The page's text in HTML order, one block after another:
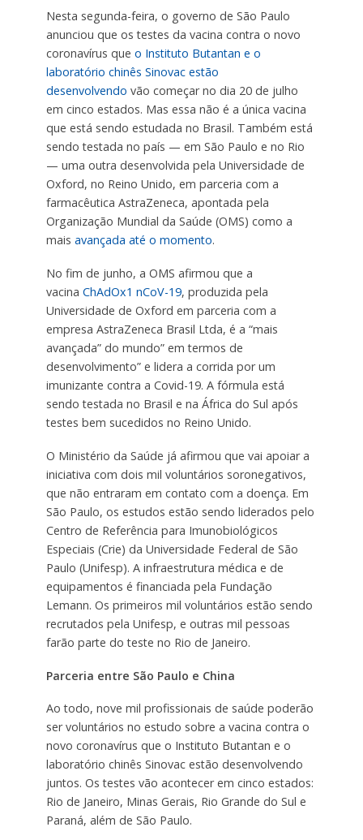
Nesta segunda-feira, o governo de São Paulo
anunciou que os testes da vacina contra o novo
coronavírus que o Instituto Butantan e o
laboratório chinês Sinovac estão
desenvolvendo vão começar no dia 20 de julho
em cinco estados. Mas essa não é a única vacina
que está sendo estudada no Brasil. Também está
sendo testada no país — em São Paulo e no Rio
— uma outra desenvolvida pela Universidade de
Oxford, no Reino Unido, em parceria com a
farmacêutica AstraZeneca, apontada pela
Organização Mundial da Saúde (OMS) como a
mais avançada até o momento.
No fim de junho, a OMS afirmou que a
vacina ChAdOx1 nCoV-19, produzida pela
Universidade de Oxford em parceria com a
empresa AstraZeneca Brasil Ltda, é a “mais
avançada” do mundo” em termos de
desenvolvimento” e lidera a corrida por um
imunizante contra a Covid-19. A fórmula está
sendo testada no Brasil e na África do Sul após
testes bem sucedidos no Reino Unido.
O Ministério da Saúde já afirmou que vai apoiar a
iniciativa com dois mil voluntários soronegativos,
que não entraram em contato com a doença. Em
São Paulo, os estudos estão sendo liderados pelo
Centro de Referência para Imunobiológicos
Especiais (Crie) da Universidade Federal de São
Paulo (Unifesp). A infraestrutura médica e de
equipamentos é financiada pela Fundação
Lemann. Os primeiros mil voluntários estão sendo
recrutados pela Unifesp, e outras mil pessoas
farão parte do teste no Rio de Janeiro.
Parceria entre São Paulo e China
Ao todo, nove mil profissionais de saúde poderão
ser voluntários no estudo sobre a vacina contra o
novo coronavírus que o Instituto Butantan e o
laboratório chinês Sinovac estão desenvolvendo
juntos. Os testes vão acontecer em cinco estados:
Rio de Janeiro, Minas Gerais, Rio Grande do Sul e
Paraná, além de São Paulo.